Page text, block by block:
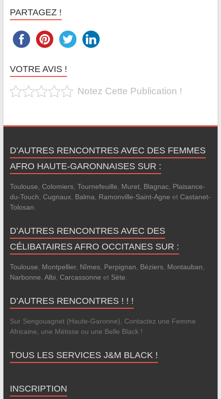
PARTAGEZ !
VOTRE AVIS !
Notez Cette Publication !
D’AUTRES RENCONTRES AVEC DES FEMMES
AFRO HAUTE-GARONNAISES SUR :
Toulouse Colomiers, Tournefeuille Muret, Blagnac, Plaisance-
du-Touch Cugnaux, Balma Ramonville-Saint-Agne et Castanet-
Tolosan
D’AUTRES RENCONTRES AVEC DES
CÉLIBATAIRES AFRO OCCITANES SUR :
Toulouse Montpellier, Nîmes, Perpignan Béziers, Montauban
Narbonne Albi Carcassonne et Sète
D’AUTRES RENCONTRES ! ! !
Sur Sengouagnet (Haute-Garonne), Contactez une Femme
Africaine, une Métisse ou une Belle Black !
TOUS LES SERVICES J&M BLACK !
INSCRIPTION